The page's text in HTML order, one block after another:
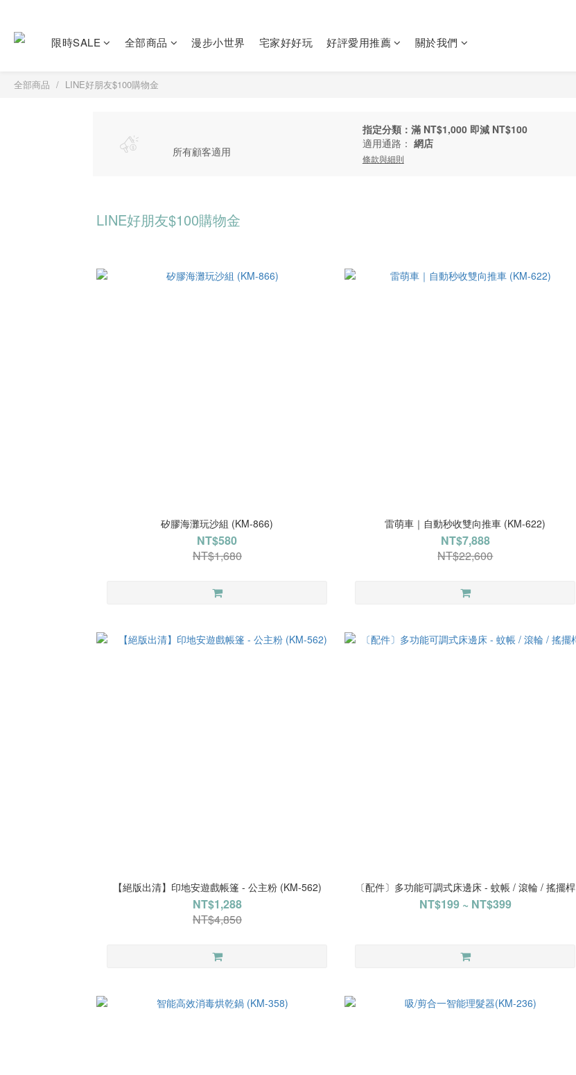
限時SALE 全部商品 漫步小世界 宅家好好玩 好評愛用推薦 關於我們
全部商品 LINE好朋友$100購物金
所有顧客適用
指定分類：滿 NT$1,000 即減 NT$100
適用通路： 網店
條款與細則
LINE好朋友$100購物金
矽膠海灘玩沙組 (KM-866)
NT$580
NT$1,680
雷萌車｜自動秒收雙向推車 (KM-622)
NT$7,888
NT$22,600
【絕版出清】印地安遊戲帳篷 - 公主粉 (KM-562)
NT$1,288
NT$4,850
〔配件〕多功能可調式床邊床 - 蚊帳 / 滾輪 / 搖擺桿
NT$199 ~ NT$399